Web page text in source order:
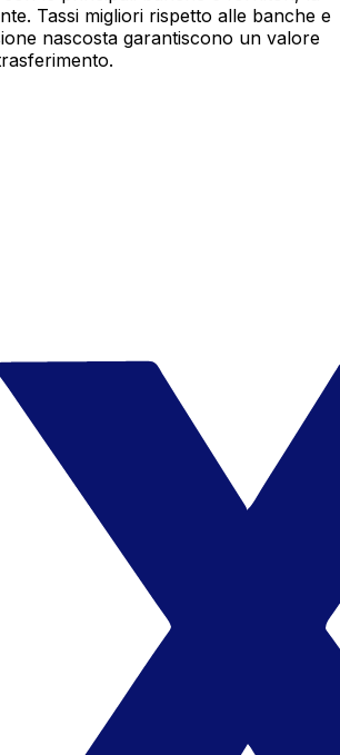
Tassi migliori rispetto alle banche e
nascosta garantiscono un valore